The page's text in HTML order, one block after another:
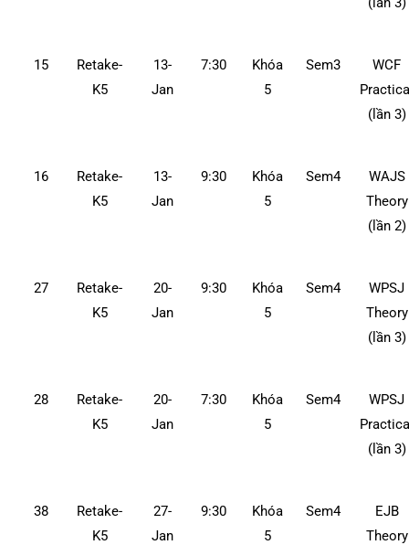
15
Retake-
K5
13-
Jan
7:30
Khóa
5
Sem3
WCF
(lần 3)
16
Retake-
K5
13-
Jan
9:30
Khóa
5
Sem4
WAJS
Theory
(lần 2)
27
Retake-
K5
20-
Jan
9:30
Khóa
5
Sem4
WPSJ
Theory
(lần 3)
28
Retake-
K5
20-
Jan
7:30
Khóa
5
Sem4
WPSJ
(lần 3)
38
Retake-
K5
27-
Jan
9:30
Khóa
5
Sem4
EJB
Theory